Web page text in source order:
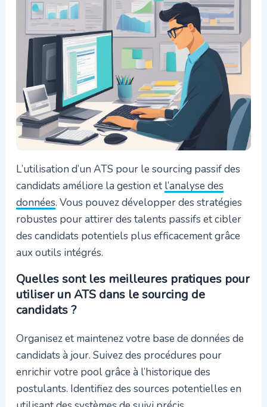
L’utilisation d’un ATS pour le sourcing passif des
candidats améliore la gestion etl’analyse des
données. Vous pouvez développer des stratégies
robustes pour attirer des talents passifs et cibler
des candidats potentiels plus efficacement grâce
aux outils intégrés.
Quelles sont les meilleures pratiques pour
utiliser un ATS dans le sourcing de
candidats ?
Organisez et maintenez votre base de données de
candidats à jour. Suivez des procédures pour
enrichir votre pool grâce à l’historique des
postulants. Identifiez des sources potentielles en